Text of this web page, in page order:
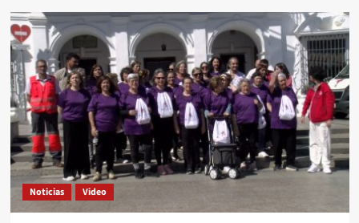
Noticias Video